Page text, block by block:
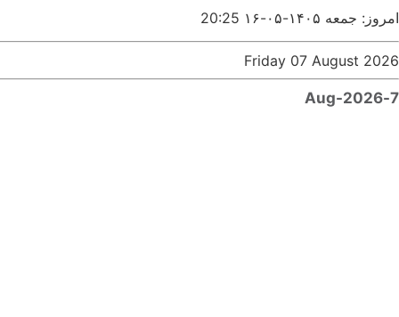
امروز: جمعه ۱۴۰۵-۰۵-۱۶ 20:25
Friday 07 August 2026
7-Aug-2026